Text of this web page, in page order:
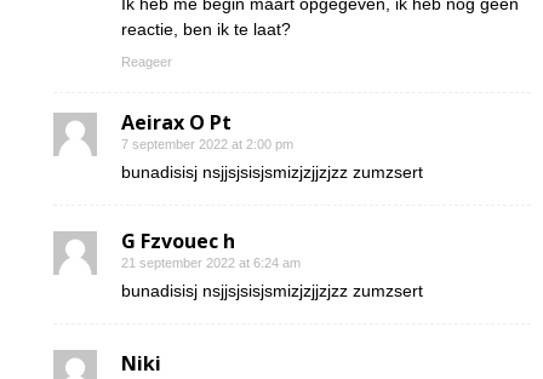
reactie, ben ik te laat?
Reageer
Aeirax O Pt
7 september 2022 at 2:00 pm
bunadisisj nsjjsjsisjsmizjzjjzjzz zumzsert
G Fzvouec h
21 september 2022 at 6:24 am
bunadisisj nsjjsjsisjsmizjzjjzjzz zumzsert
Niki